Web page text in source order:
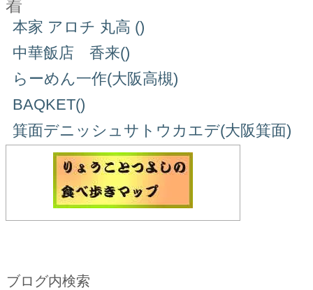
着
本家 アロチ 丸高 ()
中華飯店 香来()
らーめん一作(大阪高槻)
BAQKET()
箕面デニッシュサトウカエデ(大阪箕面)
ブログ内検索